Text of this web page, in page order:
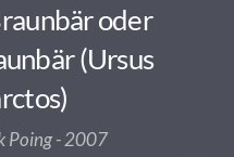
oder
(Ursus
Poing - 2007